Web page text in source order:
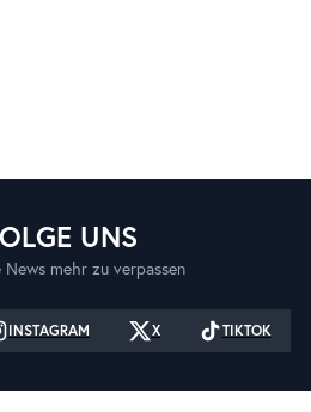
UNS
News mehr zu verpassen
INSTAGRAM X TIKTOK